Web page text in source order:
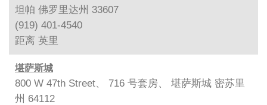
坦帕 佛罗里达州 33607
(919) 401-4540
距离 英里
堪萨斯城
800 W 47th Street、 716 号套房、 堪萨斯城 密苏里
州 64112